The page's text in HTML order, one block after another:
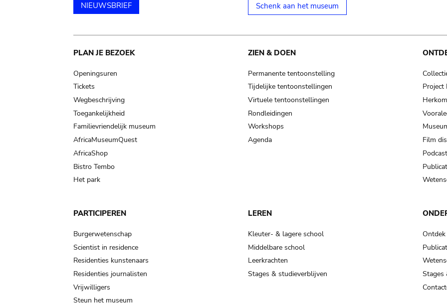
NIEUWSBRIEF Schenk aan het museum
Main
navigation
PLAN JE BEZOEK
Openingsuren
Tickets
Wegbeschrijving
Toegankelijkheid
Familievriendelijk museum
AfricaMuseumQuest
AfricaShop
Bistro Tembo
Het park
ZIEN & DOEN
Permanente tentoonstelling
Tijdelijke tentoonstellingen
Virtuele tentoonstellingen
Rondleidingen
Workshops
Agenda
Project
Film
PARTICIPEREN
Burgerwetenschap
Scientist in residence
Residenties kunstenaars
Residenties journalisten
Vrijwilligers
Steun het museum
LEREN
Kleuter- & lagere school
Middelbare school
Leerkrachten
Stages & studieverblijven
Stages